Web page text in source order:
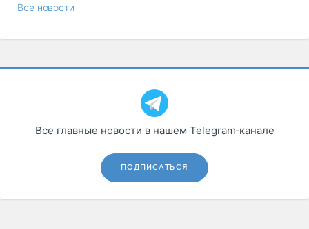
Все новости
Все главные новости в нашем Telegram‑канале
ПОДПИСАТЬСЯ